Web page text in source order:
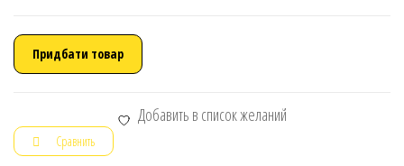
Придбати товар
Добавить в список желаний
Сравнить